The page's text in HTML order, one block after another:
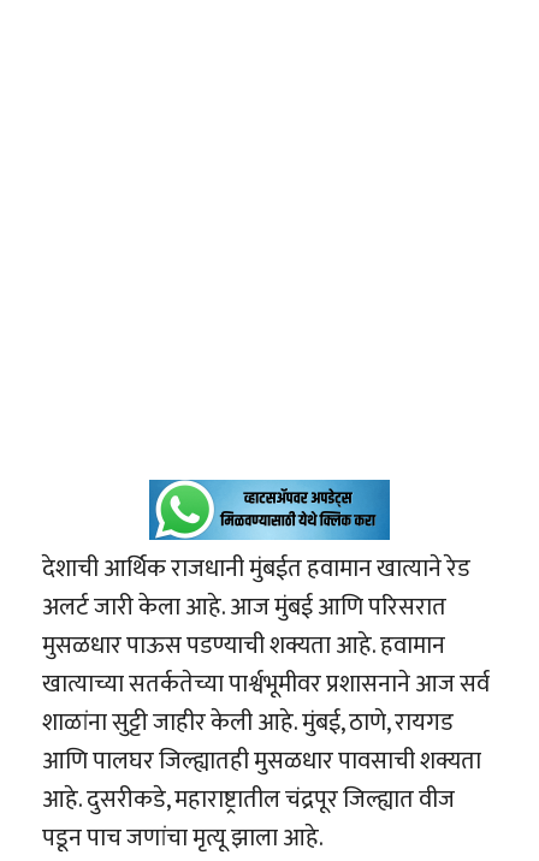
देशाची आर्थिक राजधानी मुंबईत हवामान खात्याने रेड
अलर्ट जारी केला आहे. आज मुंबई आणि परिसरात
मुसळधार पाऊस पडण्याची शक्यता आहे. हवामान
खात्याच्या सतर्कतेच्या पार्श्वभूमीवर प्रशासनाने आज सर्व
शाळांना सुट्टी जाहीर केली आहे. मुंबई, ठाणे, रायगड
आणि पालघर जिल्ह्यातही मुसळधार पावसाची शक्यता
आहे. दुसरीकडे, महाराष्ट्रातील चंद्रपूर जिल्ह्यात वीज
पडून पाच जणांचा मृत्यू झाला आहे.